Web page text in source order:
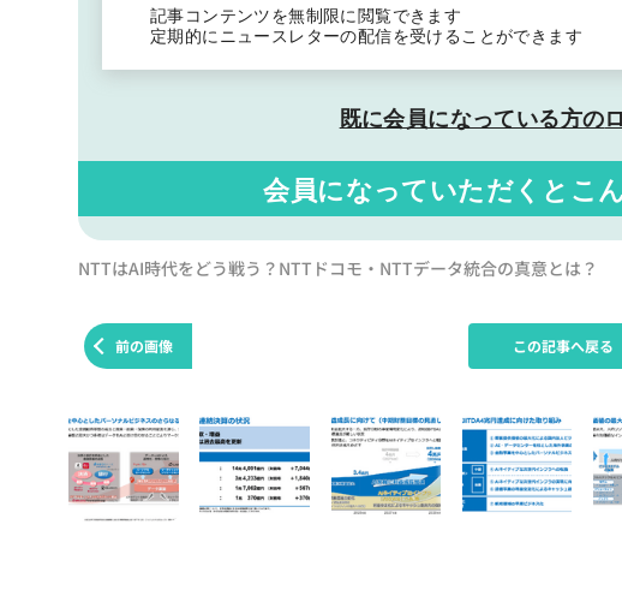
記事コンテンツを無制限に閲覧できます
定期的にニュースレターの配信を受けることができます
既に会員になっている方の
会員になっていただくと こ
NTTはAI時代をどう戦う？NTTドコモ・NTTデータ統合の真意とは？
前の画像 この記事へ戻る